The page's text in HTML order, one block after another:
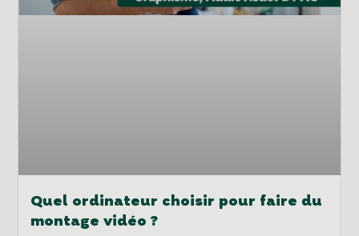
Quel ordinateur choisir pour faire du
montage vidéo ?